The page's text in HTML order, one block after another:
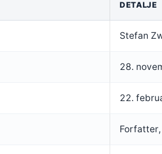
DETALJE
Stefan
28.
22.